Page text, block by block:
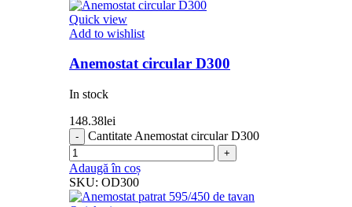
Quick view
Add to wishlist
Anemostat circular D300
In stock
148.38lei
Cantitate Anemostat circular D300
Adaugă în coș
SKU: OD300